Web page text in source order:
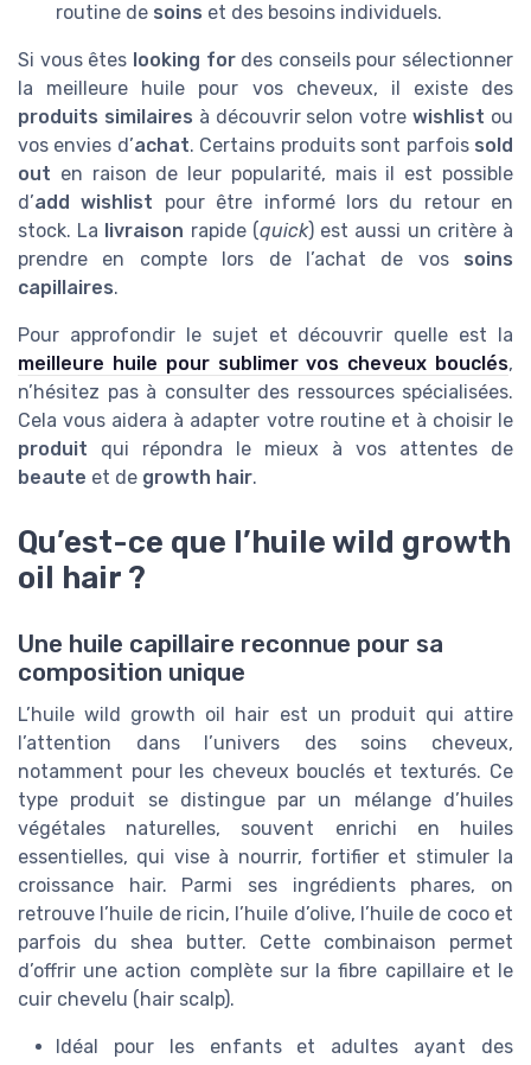
routine de soins et des besoins individuels.
Si vous êtes looking fordes conseils pour sélectionner
la meilleure huile pour vos cheveux, il existe des
produits similaires à découvrir selon votrewishlist ou
vos envies d’achat. Certains produits sont parfois sold
out en raison de leur popularité, mais il est possible
d’add wishlist pour être informé lors du retour en
stock. La livraison rapide (quick) est aussi un critère à
prendre en compte lors de l’achat de vos soins
capillaires.
Pour approfondir le sujet et découvrir quelle est la
meilleure huile pour sublimer vos cheveux bouclés,
n’hésitez pas à consulter des ressources spécialisées.
Cela vous aidera à adapter votre routine et à choisir le
produit qui répondra le mieux à vos attentes de
beaute et de growth hair.
Qu’est-ce que l’huile wild growth
oil hair ?
Une huile capillaire reconnue pour sa
composition unique
L’huile wild growth oil hair est un produit qui attire
l’attention dans l’univers des soins cheveux,
notamment pour les cheveux bouclés et texturés. Ce
type produit se distingue par un mélange d’huiles
végétales naturelles, souvent enrichi en huiles
essentielles, qui vise à nourrir, fortifier et stimuler la
croissance hair. Parmi ses ingrédients phares, on
retrouve l’huile de ricin, l’huile d’olive, l’huile de coco et
parfois du shea butter. Cette combinaison permet
d’offrir une action complète sur la fibre capillaire et le
cuir chevelu (hair scalp).
Idéal pour les enfants et adultes ayant des